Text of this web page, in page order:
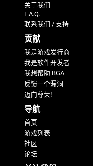
关于我们
F.A.Q.
联系我们 / 支持
贡献
我是游戏发行商
我是软件开发者
我想帮助 BGA
反馈一个漏洞
迈向尊荣！
导航
首页
游戏列表
社区
论坛